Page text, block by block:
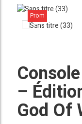
Prom
o !
–
God Of